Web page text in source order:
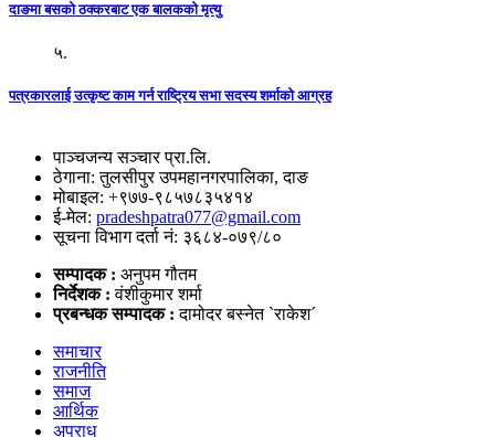
दाङमा बसको ठक्करबाट एक बालकको मृत्यु
५.
पत्रकारलाई उत्कृष्ट काम गर्न राष्ट्रिय सभा सदस्य शर्माको आग्रह
पाञ्चजन्य सञ्चार प्रा.लि.
ठेगाना: तुलसीपुर उपमहानगरपालिका, दाङ
मोबाइल: +९७७-९८५७८३५४१४
ई-मेल: pradeshpatra077@gmail.com
सूचना विभाग दर्ता नं: ३६८४-०७९/८०
सम्पादक : अनुपम गौतम
निर्देशक :वंशीकुमार शर्मा
प्रबन्धक सम्पादक :दामोदर बस्नेत `राकेश´
समाचार
राजनीति
समाज
आर्थिक
अपराध